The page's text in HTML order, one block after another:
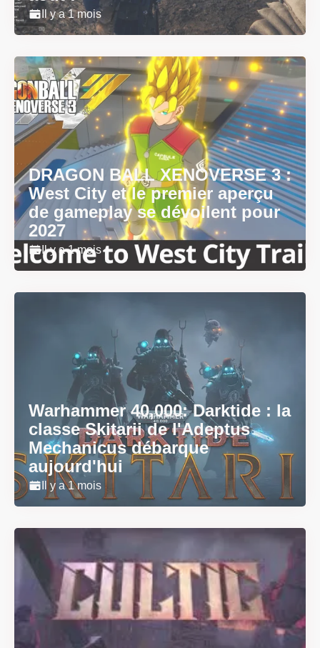
Il y a 1 mois
DRAGON BALL XENOVERSE 3 :
West City et le premier aperçu
de gameplay se dévoilent pour
2027
Il y a 1 mois
Warhammer 40,000: Darktide : la
classe Skitarii de l'Adeptus
Mechanicus débarque
aujourd'hui
Il y a 1 mois